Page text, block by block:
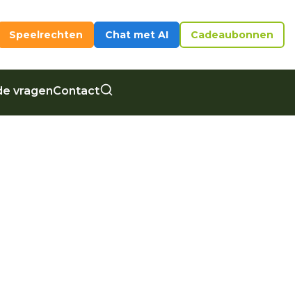
Speelrechten Chat met AI Cadeaubonnen
vragenContact